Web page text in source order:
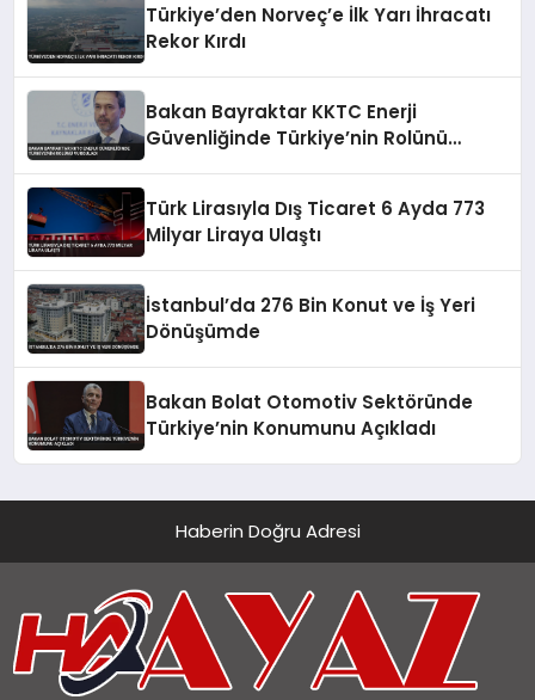
Türkiye’den Norveç’e İlk Yarı İhracatı
Rekor Kırdı
Bakan Bayraktar KKTC Enerji
Güvenliğinde Türkiye’nin Rolünü
Türk Lirasıyla Dış Ticaret 6 Ayda 773
Milyar Liraya Ulaştı
İstanbul’da 276 Bin Konut ve İş Yeri
Dönüşümde
Bakan Bolat Otomotiv Sektöründe
Türkiye’nin Konumunu Açıkladı
Haberin Doğru Adresi